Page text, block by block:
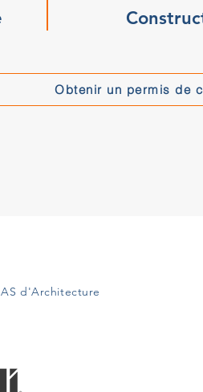
Obtenir un permis de
d'Architecture